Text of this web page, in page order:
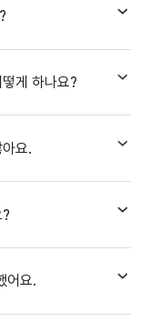
게 하나요?
요.
어요.